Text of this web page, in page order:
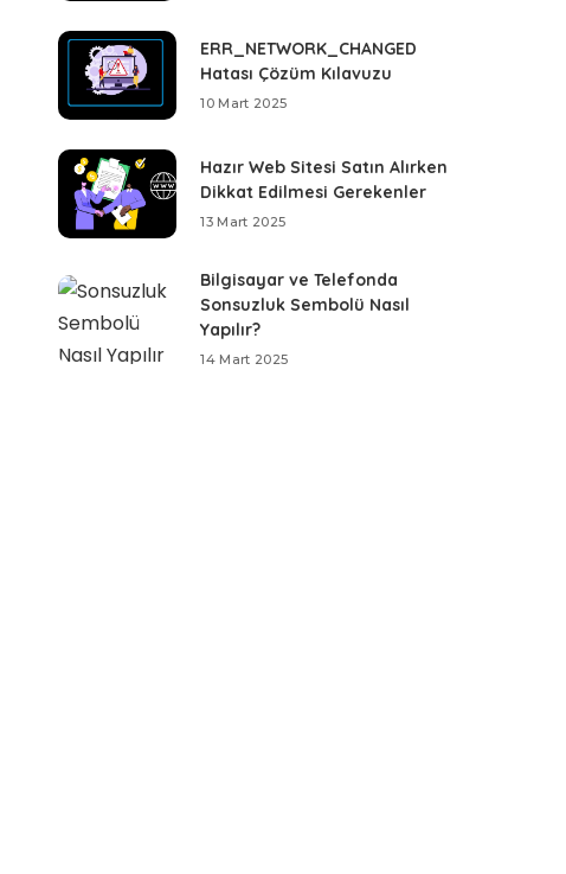
ERR_NETWORK_CHANGED
Hatası Çözüm Kılavuzu
10 Mart 2025
Hazır Web Sitesi Satın Alırken
Dikkat Edilmesi Gerekenler
13 Mart 2025
Bilgisayar ve Telefonda
Sonsuzluk Sembolü Nasıl
Yapılır?
14 Mart 2025